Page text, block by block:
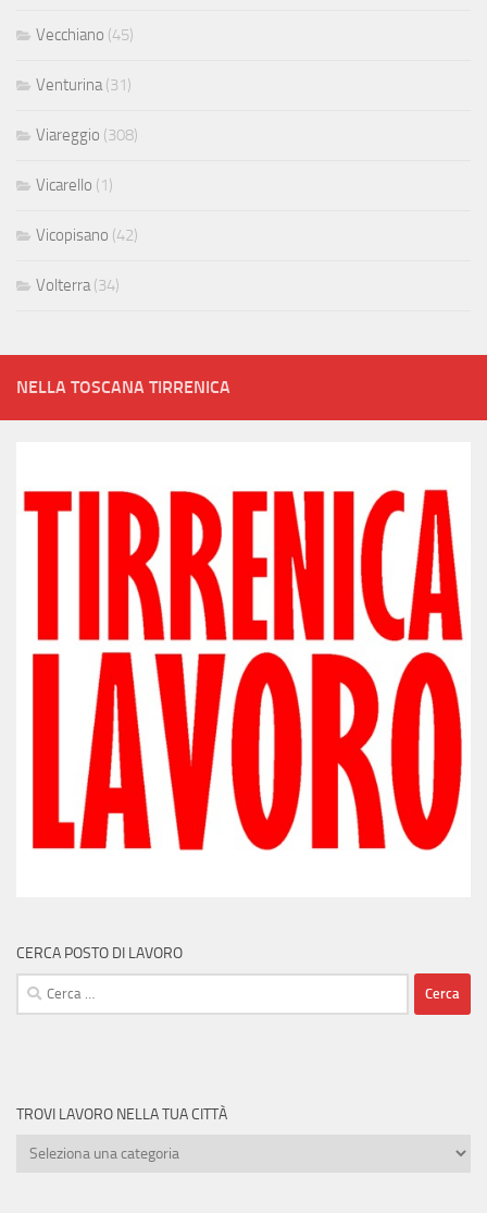
Vecchiano (45)
Venturina (31)
Viareggio (308)
Vicarello (1)
Vicopisano (42)
Volterra (34)
NELLA TOSCANA TIRRENICA
CERCA POSTO DI LAVORO
Ricerca
per:
TROVI LAVORO NELLA TUA CITTÀ
Trovi